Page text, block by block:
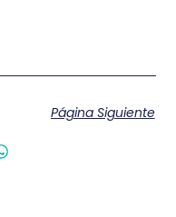
Página Siguiente